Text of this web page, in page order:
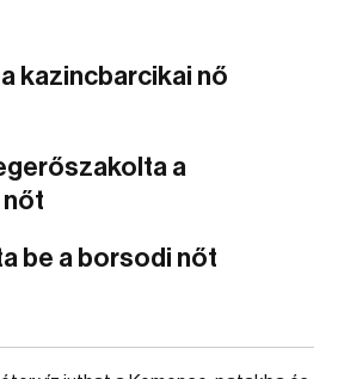
kazincbarcikai nő
a
nőt
be a borsodi nőt